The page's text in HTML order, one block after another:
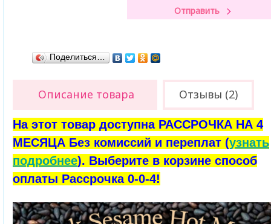
Поделиться…
Описание товара Отзывы (2)
На этот товар доступна РАССРОЧКА НА 4
МЕСЯЦА Без комиссий и переплат (узнать
подробнее). Выберите в корзине способ
оплаты Рассрочка 0-0-4!